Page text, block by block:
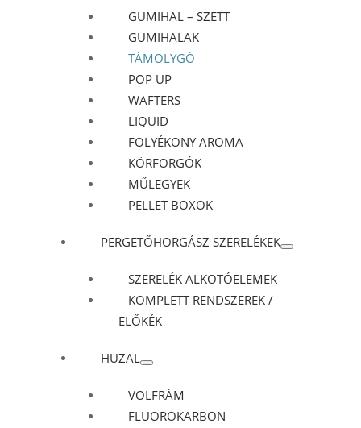
GUMIHAL – SZETT
GUMIHALAK
TÁMOLYGÓ
POP UP
WAFTERS
LIQUID
FOLYÉKONY AROMA
KÖRFORGÓK
MŰLEGYEK
PELLET BOXOK
PERGETŐHORGÁSZ SZERELÉKEK
SZERELÉK ALKOTÓELEMEK
KOMPLETT RENDSZEREK /
ELŐKÉK
HUZAL
VOLFRÁM
FLUOROKARBON